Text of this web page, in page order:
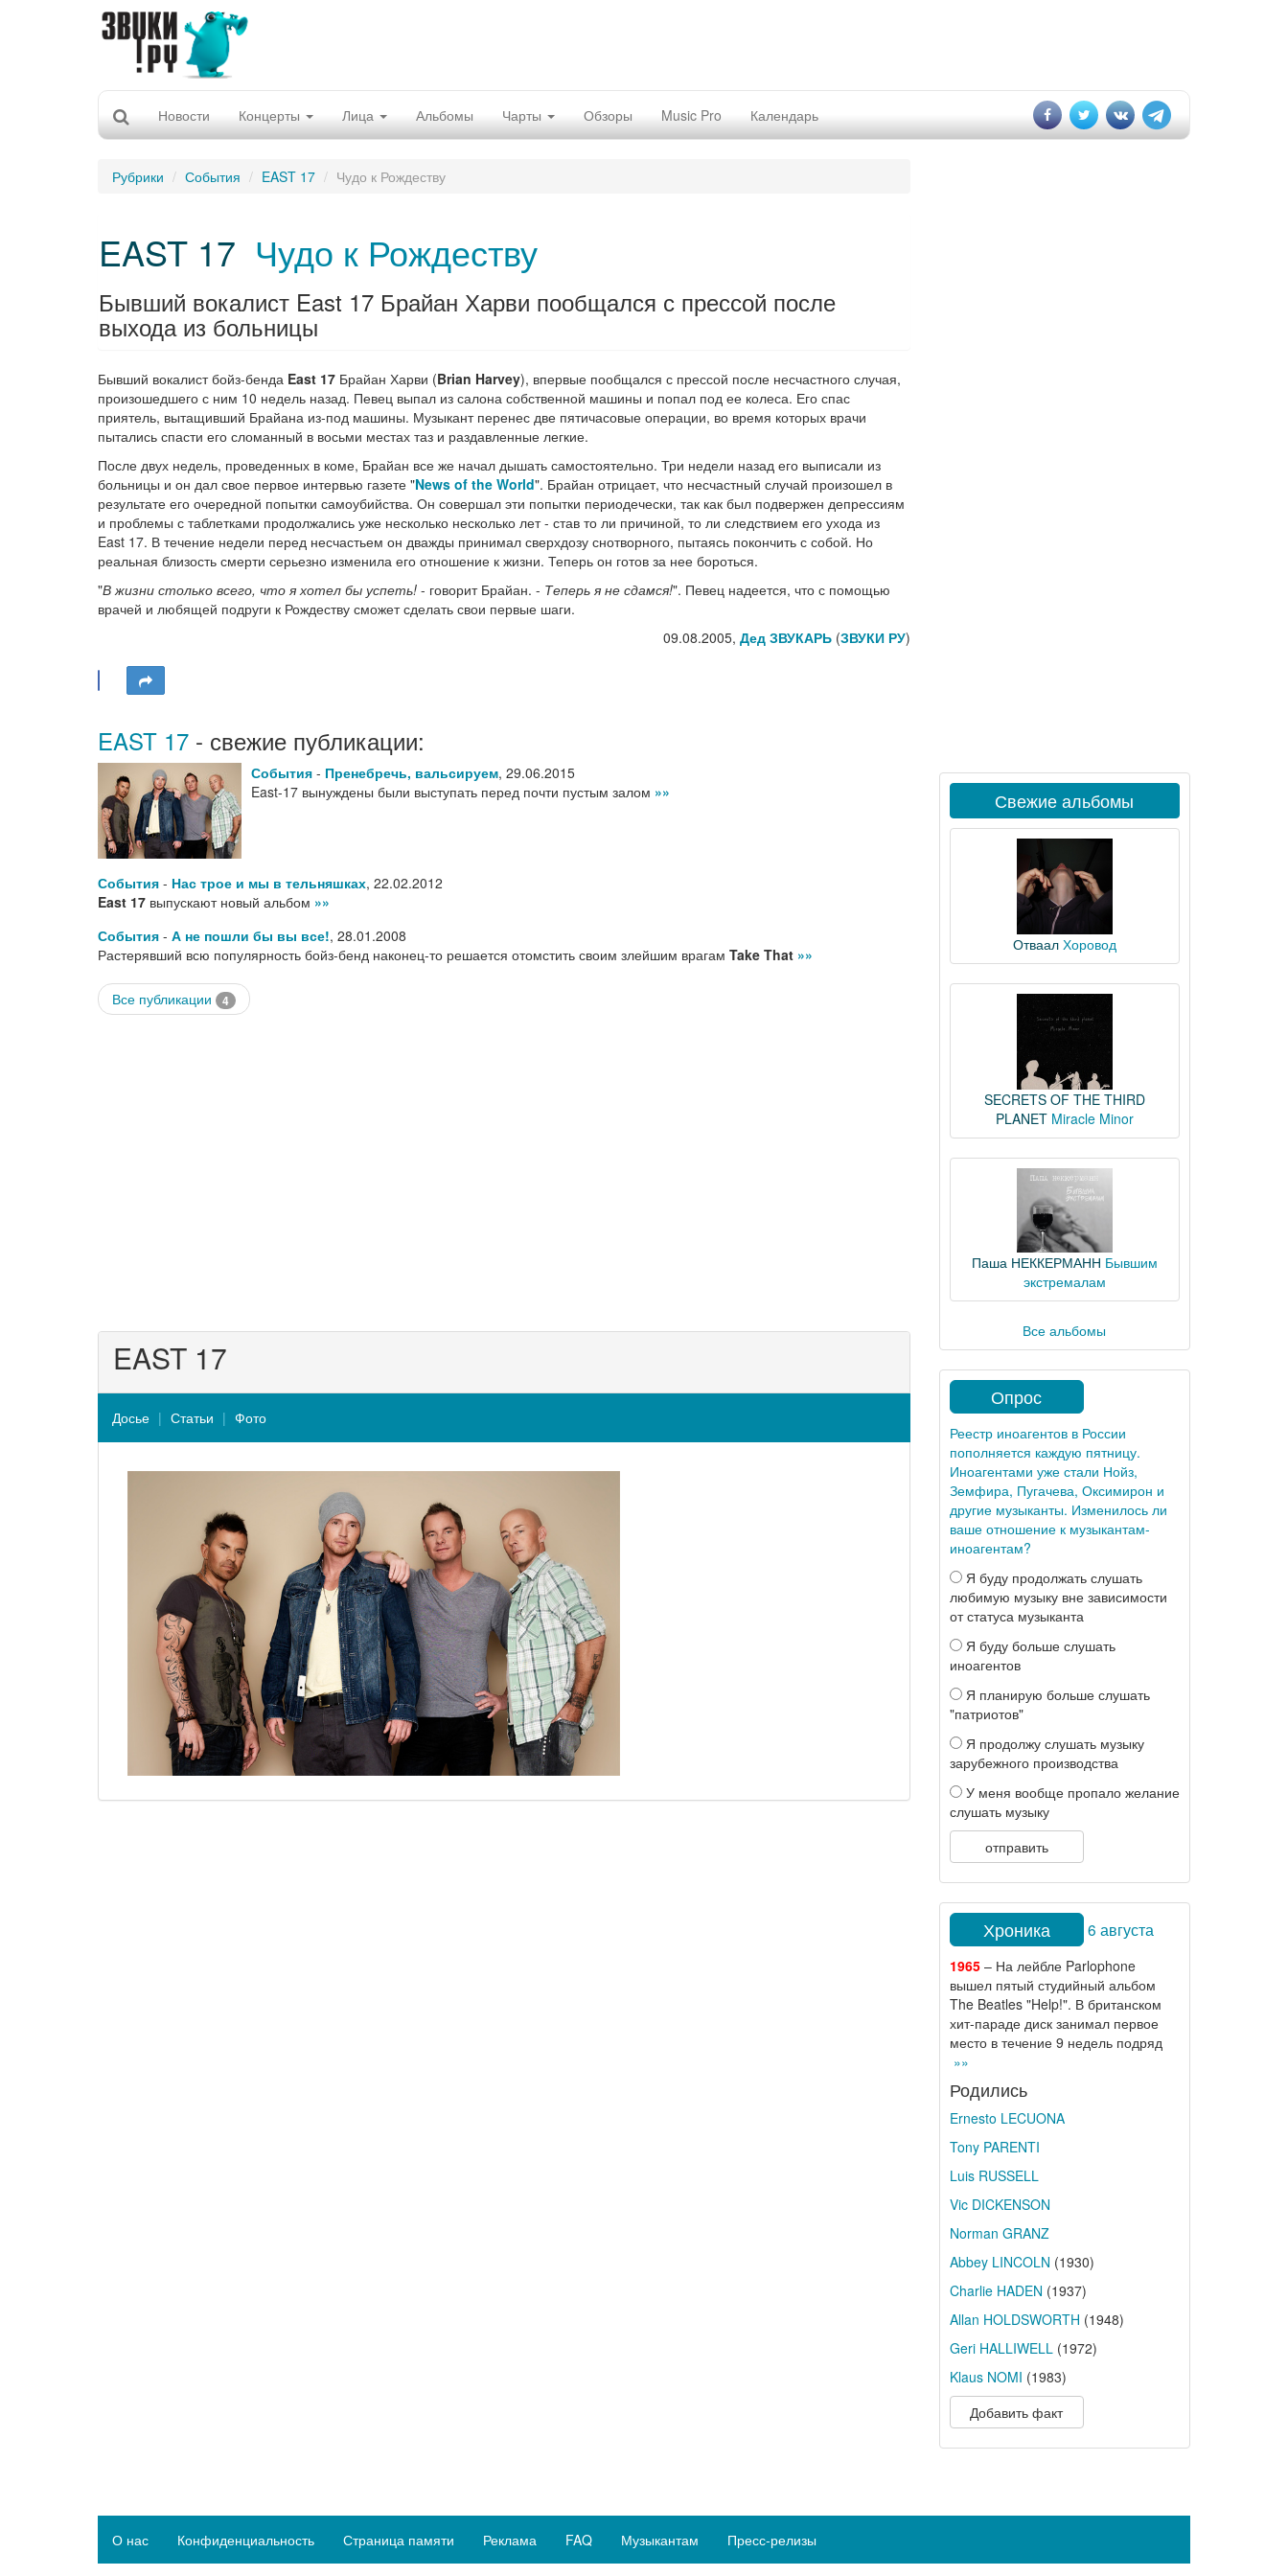
Новости Концерты Лица Альбомы Чарты Обзоры Music Pro Календарь
Рубрики События EAST 17 Чудо к Рождеству
EAST 17 Чудо к Рождеству
Бывший вокалист East 17 Брайан Харви пообщался с прессой после
выхода из больницы
Бывший вокалист бойз-бенда East 17 Брайан Харви (Brian Harvey), впервые пообщался с прессой после несчастного случая,
произошедшего с ним 10 недель назад. Певец выпал из салона собственной машины и попал под ее колеса. Его спас
приятель, вытащивший Брайана из-под машины. Музыкант перенес две пятичасовые операции, во время которых врачи
пытались спасти его сломанный в восьми местах таз и раздавленные легкие.
После двух недель, проведенных в коме, Брайан все же начал дышать самостоятельно. Три недели назад его выписали из
больницы и он дал свое первое интервью газете "News of the World". Брайан отрицает, что несчастный случай произошел в
результате его очередной попытки самоубийства. Он совершал эти попытки периодечески, так как был подвержен депрессиям
и проблемы с таблетками продолжались уже несколько несколько лет - став то ли причиной, то ли следствием его ухода из
East 17. В течение недели перед несчастьем он дважды принимал сверхдозу снотворного, пытаясь покончить с собой. Но
реальная близость смерти серьезно изменила его отношение к жизни. Теперь он готов за нее бороться.
"В жизни столько всего, что я хотел бы успеть! - говорит Брайан. - Теперь я не сдамся!". Певец надеется, что с помощью
врачей и любящей подруги к Рождеству сможет сделать свои первые шаги.
09.08.2005, Дед ЗВУКАРЬ(ЗВУКИ РУ)
EAST 17 - свежие публикации:
События - Пренебречь, вальсируем, 29.06.2015
East-17 вынуждены были выступать перед почти пустым залом »»
События - Нас трое и мы в тельняшках, 22.02.2012
East 17 выпускают новый альбом »»
События - А не пошли бы вы все!, 28.01.2008
Растерявший всю популярность бойз-бенд наконец-то решается отомстить своим злейшим врагам Take That »»
Все публикации 4
EAST 17
Досье Статьи Фото
Свежие альбомы
Отваал Хоровод
SECRETS OF THE THIRD
PLANET Miracle Minor
Паша НЕККЕРМАНН Бывшим
экстремалам
Все альбомы
Опрос
Реестр иноагентов в России
пополняется каждую пятницу.
Иноагентами уже стали Нойз,
Земфира, Пугачева, Оксимирон и
другие музыканты. Изменилось ли
ваше отношение к музыкантам-
иноагентам?
Я буду продолжать слушать
любимую музыку вне зависимости
от статуса музыканта
Я буду больше слушать
иноагентов
Я планирую больше слушать
"патриотов"
Я продолжу слушать музыку
зарубежного производства
У меня вообще пропало желание
слушать музыку
отправить
Хроника 6 августа
1965– На лейбле Parlophone
вышел пятый студийный альбом
The Beatles "Help!". В британском
хит-параде диск занимал первое
место в течение 9 недель подряд
»»
Родились
Ernesto LECUONA
Tony PARENTI
Luis RUSSELL
Vic DICKENSON
Norman GRANZ
Abbey LINCOLN (1930)
Charlie HADEN (1937)
Allan HOLDSWORTH (1948)
Geri HALLIWELL(1972)
Klaus NOMI (1983)
Добавить факт
О нас Конфиденциальность Страница памяти Реклама FAQ Музыкантам Пресс-релизы